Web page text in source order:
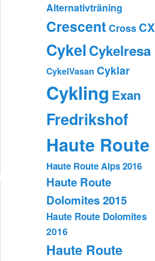
Alternativträning
Crescent Cross CX
CykelCykelresa
CykelVasan Cyklar
Cykling Exan
Fredrikshof
Haute Route
Haute Route Alps 2016
Haute Route
Dolomites 2015
Haute Route Dolomites
2016
Haute Route